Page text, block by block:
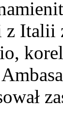
Italii